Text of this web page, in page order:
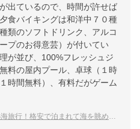
出ているので、時間が許せば
食バイキングは和洋中７０種
類のソフトドリンク、アルコ
プのお得意芸）が付いてい
が並び、100%フレッシュジ
料の屋内プール、卓球（１時
時間無料）、有料だがゲーム
！格安で泊まれて海を眺められる素敵なホテル